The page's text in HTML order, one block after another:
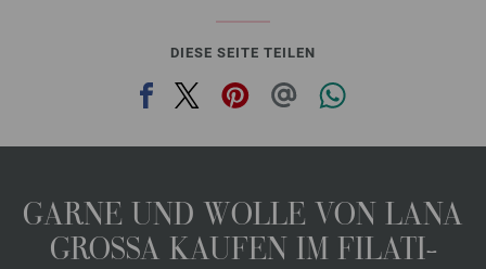
DIESE SEITE TEILEN
GARNE UND WOLLE VON LANA
GROSSA KAUFEN IM FILATI-